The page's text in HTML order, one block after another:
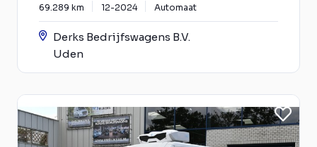
69.289 km 12-2024 Automaat
Derks Bedrijfswagens B.V.
Uden